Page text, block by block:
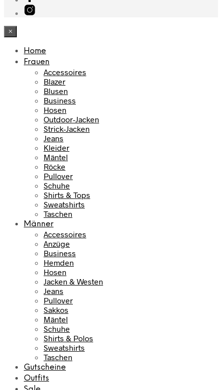
×
Home
Frauen
Accessoires
Blazer
Blusen
Business
Hosen
Outdoor-Jacken
Strick-Jacken
Jeans
Kleider
Mäntel
Röcke
Pullover
Schuhe
Shirts & Tops
Sweatshirts
Taschen
Männer
Accessoires
Anzüge
Business
Hemden
Hosen
Jacken & Westen
Jeans
Pullover
Sakkos
Mäntel
Schuhe
Shirts & Polos
Sweatshirts
Taschen
Gutscheine
Outfits